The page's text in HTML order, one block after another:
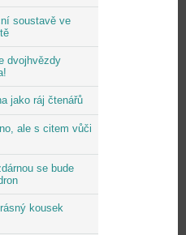
soustavě ve
dvojhvězdy
jako ráj čtenářů
ale s citem vůči
se bude
kousek